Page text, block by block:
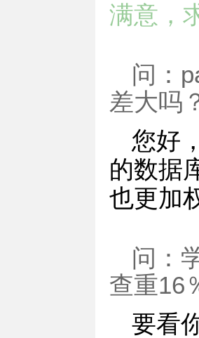
满意，
问：
差大吗
您好
的数据
也更加
问：
查重16
要看